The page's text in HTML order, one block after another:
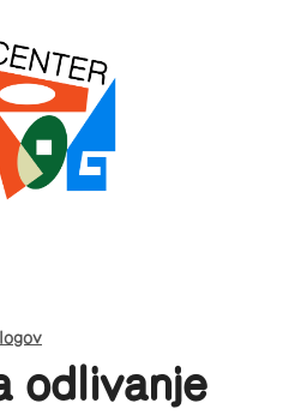
odlivanje